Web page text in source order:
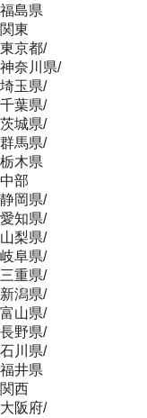
福島県
関東
東京都/
神奈川県/
埼玉県/
千葉県/
茨城県/
群馬県/
栃木県
中部
静岡県/
愛知県/
山梨県/
岐阜県/
三重県/
新潟県/
富山県/
長野県/
石川県/
福井県
関西
大阪府/